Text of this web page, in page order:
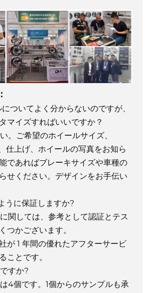
ついてよく分からないのですが、
マイズすればいいですか？
。ご希望のホイールサイズ、
仕上げ、ホイールの写真をお知ら
であればブレーキサイズや車種の
せください。デザインをお手伝い
うに保証しますか?
関しては、参考として認証とテス
つかございます。
が 1 年間の優れたアフターサービ
ことです。
すか?
4個です。1個からのサンプルも承